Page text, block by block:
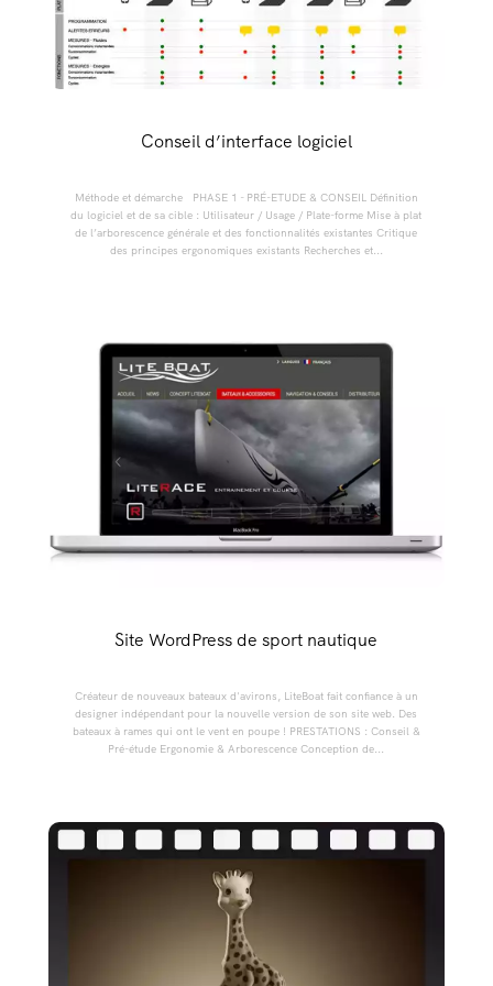
Conseil d’interface logiciel
Méthode et démarche PHASE 1 - PRÉ-ETUDE & CONSEIL Définition
du logiciel et de sa cible : Utilisateur / Usage / Plate-forme Mise à plat
de l’arborescence générale et des fonctionnalités existantes Critique
des principes ergonomiques existants Recherches et...
Site WordPress de sport nautique
Créateur de nouveaux bateaux d'avirons, LiteBoat fait confiance à un
designer indépendant pour la nouvelle version de son site web. Des
bateaux à rames qui ont le vent en poupe ! PRESTATIONS : Conseil &
Pré-étude Ergonomie & Arborescence Conception de...